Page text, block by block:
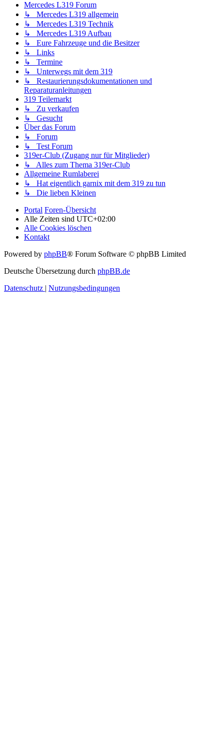
Mercedes L319 Forum
↳ Mercedes L319 allgemein
↳ Mercedes L319 Technik
↳ Mercedes L319 Aufbau
↳ Eure Fahrzeuge und die Besitzer
↳ Links
↳ Termine
↳ Unterwegs mit dem 319
↳ Restaurierungsdokumentationen und
Reparaturanleitungen
319 Teilemarkt
↳ Zu verkaufen
↳ Gesucht
Über das Forum
↳ Forum
↳ Test Forum
319er-Club (Zugang nur für Mitglieder)
↳ Alles zum Thema 319er-Club
Allgemeine Rumlaberei
↳ Hat eigentlich garnix mit dem 319 zu tun
↳ Die lieben Kleinen
Portal Foren-Übersicht
Alle Zeiten sind UTC+02:00
Alle Cookies löschen
Kontakt
Powered by phpBB® Forum Software © phpBB Limited
Deutsche Übersetzung durch phpBB.de
Datenschutz | Nutzungsbedingungen